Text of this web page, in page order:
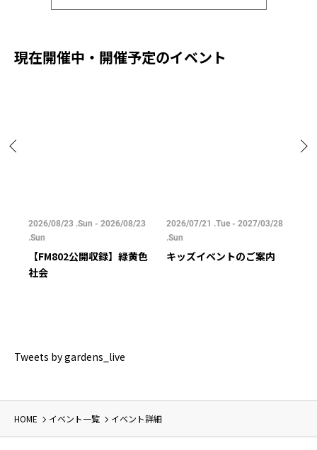
現在開催中・開催予定のイベント
2026/08/23 .Sun - 2026/08/23
.Sun
【FM802公開収録】緑黄色
社会
2026/07/21 .Tue - 2027/03/28
.Sun
キッズイベントのご案内
Tweets by gardens_live
HOME イベント一覧 イベント詳細